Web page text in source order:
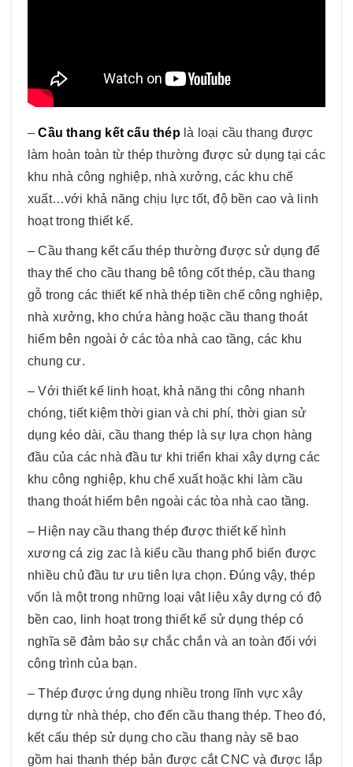
– Cầu thang kết cấu théplà loại cầu thang được
làm hoàn toàn từ thép thường được sử dụng tại các
khu nhà công nghiệp, nhà xưởng, các khu chế
xuất…với khả năng chịu lực tốt, độ bền cao và linh
hoạt trong thiết kế.
– Cầu thang kết cấu thép thường được sử dụng để
thay thế cho cầu thang bê tông cốt thép, cầu thang
gỗ trong các thiết kế nhà thép tiền chế công nghiệp,
nhà xưởng, kho chứa hàng hoặc cầu thang thoát
hiểm bên ngoài ở các tòa nhà cao tầng, các khu
chung cư.
– Với thiết kế linh hoạt, khả năng thi công nhanh
chóng, tiết kiệm thời gian và chi phí, thời gian sử
dụng kéo dài, cầu thang thép là sự lựa chọn hàng
đầu của các nhà đầu tư khi triển khai xây dựng các
khu công nghiệp, khu chế xuất hoặc khi làm cầu
thang thoát hiểm bên ngoài các tòa nhà cao tầng.
– Hiện nay cầu thang thép được thiết kế hình
xương cá zig zac là kiểu cầu thang phổ biến được
nhiều chủ đầu tư ưu tiên lựa chọn. Đúng vậy, thép
vốn là một trong những loại vật liệu xây dựng có độ
bền cao, linh hoạt trong thiết kế sử dụng thép có
nghĩa sẽ đảm bảo sự chắc chắn và an toàn đối với
công trình của bạn.
– Thép được ứng dụng nhiều trong lĩnh vực xây
dựng từ nhà thép, cho đến cầu thang thép. Theo đó,
kết cấu thép sử dụng cho cầu thang này sẽ bao
gồm hai thanh thép bản được cắt CNC và được lắp